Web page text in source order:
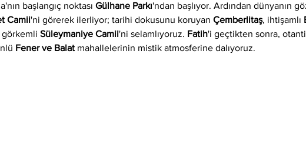
başlangıç noktası Gülhane Parkı'ndan başlıyor. Ardından dünyanın
Camii'ni görerek ilerliyor; tarihi dokusunu koruyan Çemberlitaş, ihtişamlı
görkemli Süleymaniye Camii'ni selamlıyoruz. Fatih'i geçtikten sonra,
Fener ve Balat mahallelerinin mistik atmosferine dalıyoruz.